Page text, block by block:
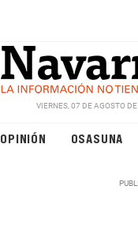
VIERNES, 07 DE AGOSTO
OPINIÓN OSASUNA